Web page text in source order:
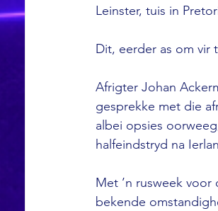
Leinster, tuis in
Dit, eerder as om vir
Afrigter Johan
gesprekke met die
albei opsies
halfeindstryd na
Met ’n rusweek
bekende